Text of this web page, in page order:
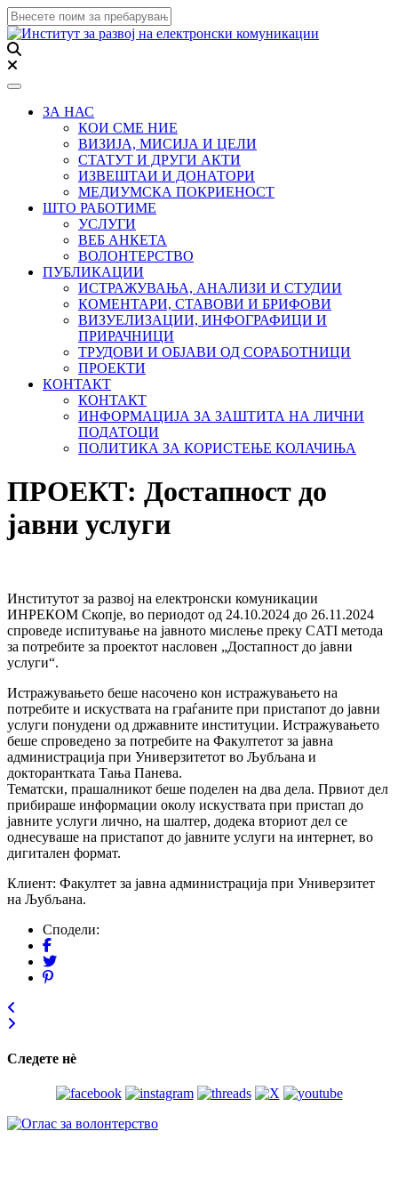
Toggle navigation
ЗА НАС
КОИ СМЕ НИЕ
ВИЗИЈА, МИСИЈА И ЦЕЛИ
СТАТУТ И ДРУГИ АКТИ
ИЗВЕШТАИ И ДОНАТОРИ
МЕДИУМСКА ПОКРИЕНОСТ
ШТО РАБОТИМЕ
УСЛУГИ
ВЕБ АНКЕТА
ВОЛОНТЕРСТВО
ПУБЛИКАЦИИ
ИСТРАЖУВАЊА, АНАЛИЗИ И СТУДИИ
КОМЕНТАРИ, СТАВОВИ И БРИФОВИ
ВИЗУЕЛИЗАЦИИ, ИНФОГРАФИЦИ И
ПРИРАЧНИЦИ
ТРУДОВИ И ОБЈАВИ ОД СОРАБОТНИЦИ
ПРОЕКТИ
КОНТАКТ
КОНТАКТ
ИНФОРМАЦИЈА ЗА ЗАШТИТА НА ЛИЧНИ
ПОДАТОЦИ
ПОЛИТИКА ЗА КОРИСТЕЊЕ КОЛАЧИЊА
ПРОЕКТ: Достапност до
јавни услуги
Институтот за развој на електронски комуникации
ИНРЕКОМ Скопје, во периодот од 24.10.2024 до 26.11.2024
спроведе испитување на јавното мислење преку CATI метода
за потребите за проектот насловен „Достапност до јавни
услуги“.
Истражувањето беше насочено кон истражувањето на
потребите и искуствата на граѓаните при пристапот до јавни
услуги понудени од државните институции. Истражувањето
беше спроведено за потребите на Факултетот за јавна
администрација при Универзитетот во Љубљана и
докторантката Тања Панева.
Тематски, прашалникот беше поделен на два дела. Првиот дел
прибираше информации околу искуствата при пристап до
јавните услуги лично, на шалтер, додека вториот дел се
однесуваше на пристапот до јавните услуги на интернет, во
дигитален формат.
Клиент: Факултет за јавна администрација при Универзитет
на Љубљана.
Сподели:
Следете нѐ